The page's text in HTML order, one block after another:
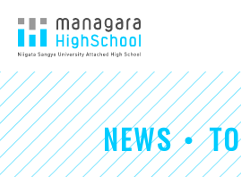
NEWS ・